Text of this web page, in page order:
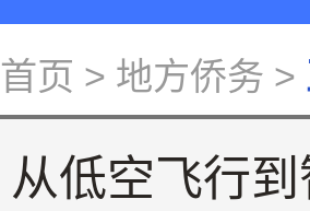
首页 > 地方侨务 >
从低空飞行